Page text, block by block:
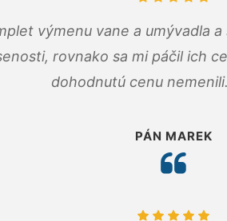
výmenu vane a umývadla
rovnako sa mi páčil ich
dohodnutú cenu
PÁN MAREK